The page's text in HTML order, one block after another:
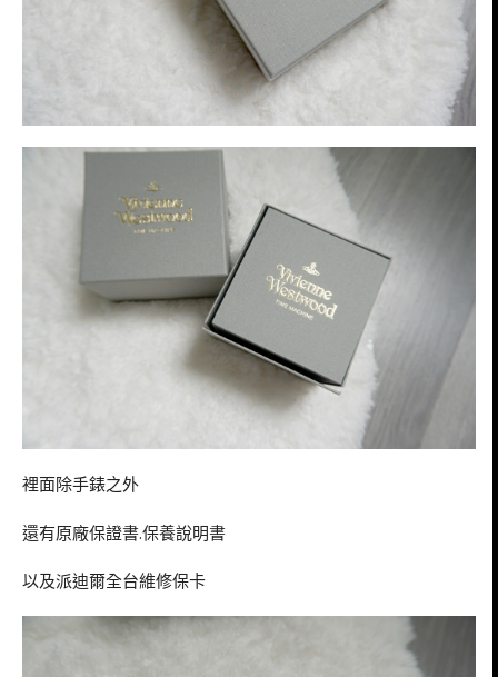
裡面除手錶之外
還有原廠保證書.保養說明書
以及派迪爾全台維修保卡